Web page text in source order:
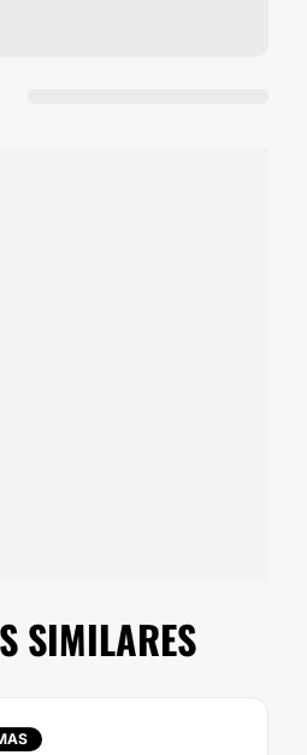
SIMILARES